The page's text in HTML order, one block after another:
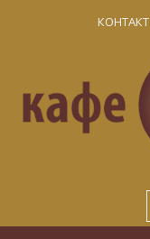
КОНТАКТ